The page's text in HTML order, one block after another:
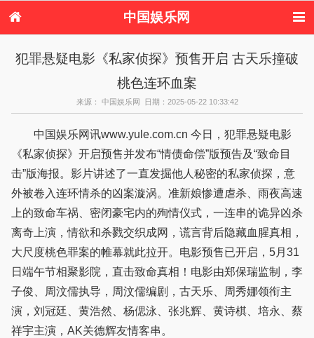
中国娱乐网
港台娱乐
日本娱乐 韩国娱乐
欧美娱乐
音乐新闻 影视新闻
港台明星八卦
日本韩国明星
欧美明星八卦
犯罪悬疑电影《私家侦探》预售开启 古天乐撞破
桃色连环血案
来源： 中国娱乐网 日期：2025-05-22 10:33:42
中国娱乐网讯www.yule.com.cn 今日，犯罪悬疑电影
《私家侦探》开启预售并发布“情债命偿”版预告及“致命目
击”版海报。影片讲述了一直发掘他人秘密的私家侦探，意
外被卷入连环情杀的凶案漩涡。准新娘惨遭虐杀、雨夜高速
上的致命车祸、密闭豪宅内的殉情仪式，一连串的诡异凶杀
离奇上演，情欲和杀戮交织成网，谎言背后隐藏血腥真相，
大尺度桃色罪案的帷幕就此拉开。电影预售已开启，5月31
日端午节相聚影院，直击致命真相！电影由郑保瑞监制，李
子俊、周汶儒执导，周汶儒编剧，古天乐、周秀娜领衔主
演，刘冠廷、黄浩然、杨偲泳、张兆辉、黄诗棋、培永、蔡
祥宇主演，AK关德辉友情客串。